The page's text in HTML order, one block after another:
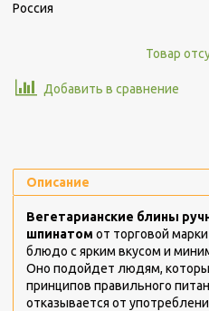
Россия
Товар
Добавить в сравнение
Описание
Вегетарианские блины
шпинатом от торговой
блюдо с ярким вкусом и
Оно подойдет людям,
принципов правильного
отказывается от